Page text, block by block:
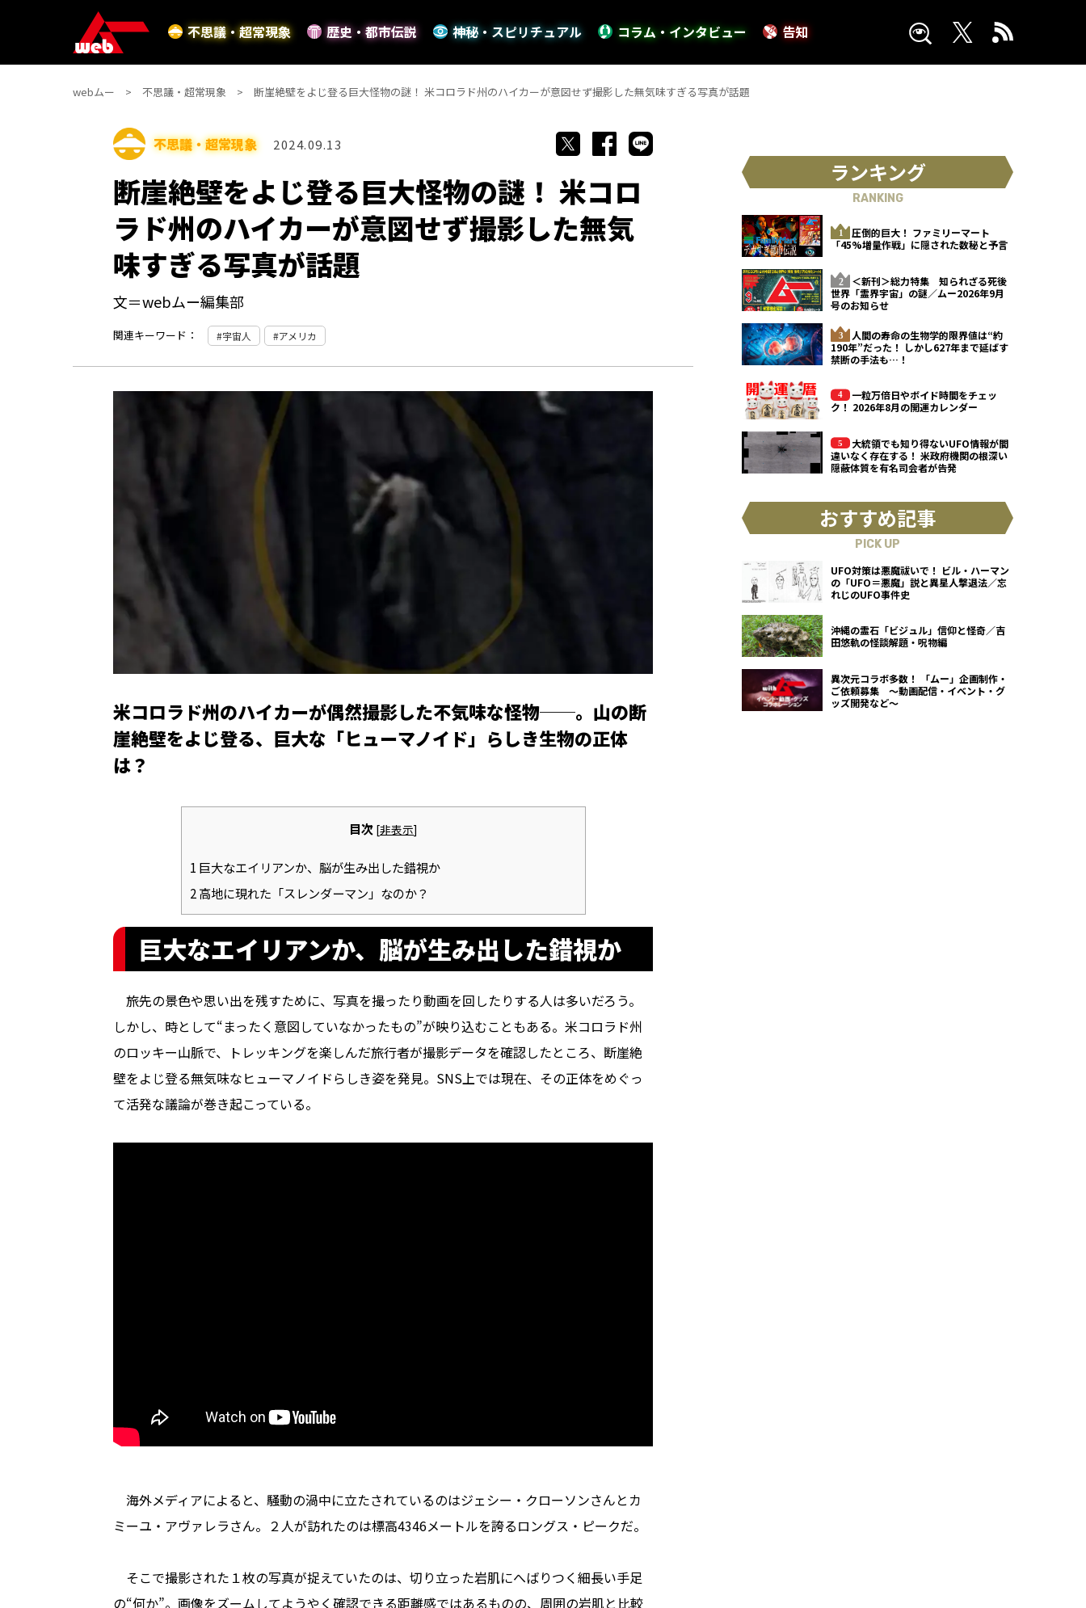
不思議・超常現象 歴史・都市伝説 神秘・スピリチュアル コラム・インタビュー 告知
webムー 不思議・超常現象 断崖絶壁をよじ登る巨大怪物の謎！ 米コロラド州のハイカーが意図せず撮影した無気味すぎる写真が話題
不思議・超常現象 2024.09.13
断崖絶壁をよじ登る巨大怪物の謎！ 米コロ
ラド州のハイカーが意図せず撮影した無気
味すぎる写真が話題
文＝webムー編集部
関連キーワード： 宇宙人 アメリカ
米コロラド州のハイカーが偶然撮影した不気味な怪物──。山の断
崖絶壁をよじ登る、巨大な「ヒューマノイド」らしき生物の正体
は？
目次 [非表示]
1 巨大なエイリアンか、脳が生み出した錯視か
2高地に現れた「スレンダーマン」なのか？
巨大なエイリアンか、脳が生み出した錯視か
旅先の景色や思い出を残すために、写真を撮ったり動画を回したりする人は多いだろう。
しかし、時として“まったく意図していなかったもの”が映り込むこともある。米コロラド州
のロッキー山脈で、トレッキングを楽しんだ旅行者が撮影データを確認したところ、断崖絶
壁をよじ登る無気味なヒューマノイドらしき姿を発見。SNS上では現在、その正体をめぐっ
て活発な議論が巻き起こっている。
海外メディアによると、騒動の渦中に立たされているのはジェシー・クローソンさんとカ
ミーユ・アヴァレラさん。２人が訪れたのは標高4346メートルを誇るロングス・ピークだ。
そこで撮影された１枚の写真が捉えていたのは、切り立った岩肌にへばりつく細長い手足
の“何か”。画像をズームしてようやく確認できる距離感ではあるものの、周囲の岩肌と比較
ランキング
RANKING
圧倒的巨大！ ファミリーマート
「45%増量作戦」に隠された数秘と予言
＜新刊＞総力特集 知られざる死後
世界「霊界宇宙」の謎／ムー2026年9月
号のお知らせ
人間の寿命の生物学的限界値は“約
190年”だった！ しかし627年まで延ばす
禁断の手法も…！
一粒万倍日やボイド時間をチェッ
ク！ 2026年8月の開運カレンダー
大統領でも知り得ないUFO情報が間
違いなく存在する！ 米政府機関の根深い
隠蔽体質を有名司会者が告発
おすすめ記事
PICK UP
UFO対策は悪魔祓いで！ ビル・ハーマン
の「UFO＝悪魔」説と異星人撃退法／忘
れじのUFO事件史
沖縄の霊石「ビジュル」信仰と怪奇／吉
田悠軌の怪談解題・呪物編
異次元コラボ多数！ 「ムー」企画制作・
ご依頼募集 ～動画配信・イベント・グ
ッズ開発など～